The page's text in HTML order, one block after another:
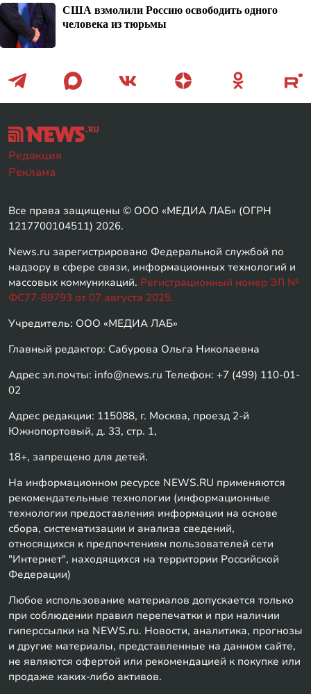
США взмолили Россию освободить одного
человека из тюрьмы
Редакция
Реклама
Все права защищены © ООО «МЕДИА ЛАБ» (ОГРН
1217700104511) 2026.
News.ru зарегистрировано Федеральной службой по
надзору в сфере связи, информационных технологий и
массовых коммуникаций. Регистрационный номер ЭЛ №
ФС77-89793 от 07 августа 2025.
Учредитель: ООО «МЕДИА ЛАБ»
Главный редактор: Сабурова Ольга Николаевна
Адрес эл.почты: info@news.ru Телефон: +7 (499) 110-01-
02
Адрес редакции: 115088, г. Москва, проезд 2-й
Южнопортовый, д. 33, стр. 1,
18+, запрещено для детей.
На информационном ресурсе NEWS.RU применяются
рекомендательные технологии (информационные
технологии предоставления информации на основе
сбора, систематизации и анализа сведений,
относящихся к предпочтениям пользователей сети
"Интернет", находящихся на территории Российской
Федерации)
Любое использование материалов допускается только
при соблюдении правил перепечатки и при наличии
гиперссылки на NEWS.ru. Новости, аналитика, прогнозы
и другие материалы, представленные на данном сайте,
не являются офертой или рекомендацией к покупке или
продаже каких-либо активов.